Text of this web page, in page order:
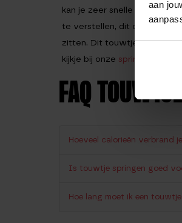
aan
kan je zeer snelle
te verstellen, dit doe je met
zitten. Dit touwtje is ook
kijkje bij onze springtouw
FAQ
Hoeveel calorieën verbrand
Is touwtje springen goed
Hoe lang moet ik een